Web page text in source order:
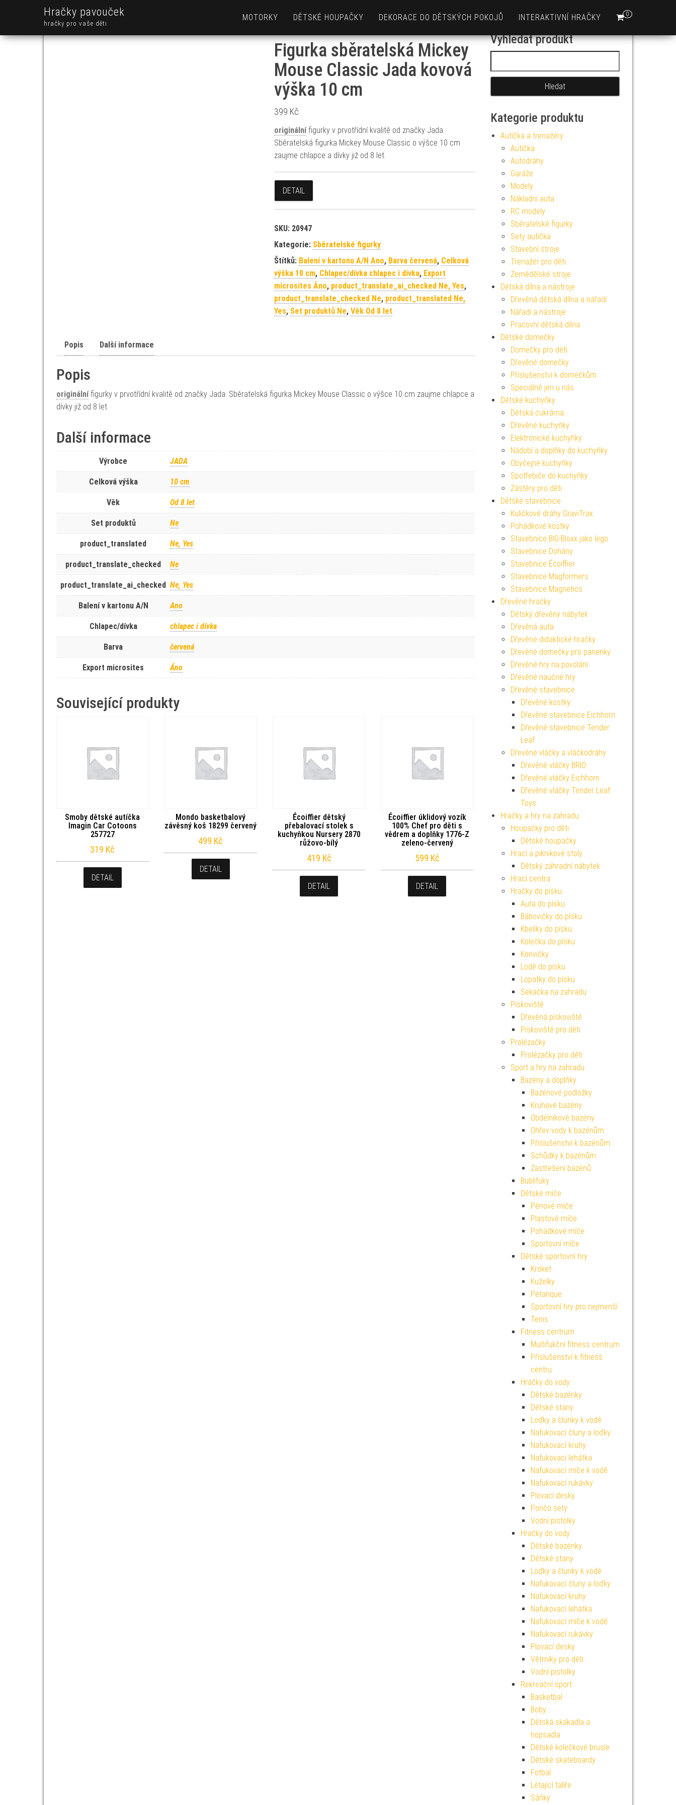
Hračky pavouček
hračky pro vaše děti
0
MOTORKY DĚTSKÉ HOUPAČKY DEKORACE DO DĚTSKÝCH POKOJŮ INTERAKTIVNÍ HRAČKY
Figurka sběratelská Mickey
Mouse Classic Jada kovová
výška 10 cm
399 Kč
originálnífigurky v prvotřídní kvalitě od značky Jada.
Sběratelská figurka Mickey Mouse Classic o výšce 10 cm
zaujme chlapce a dívky již od 8 let.
DETAIL
SKU: 20947
Kategorie: Sběratelské figurky
Štítků: Balení v kartonu A/N Ano, Barva červená, Celková
výška 10 cm, Chlapec/dívka chlapec i dívka, Export
microsites Áno, product_translate_ai_checked Ne, Yes,
product_translate_checked Ne, product_translated Ne,
Yes, Set produktů Ne, Věk Od 8 let
Popis Další informace
Popis
originálnífigurky v prvotřídní kvalitě od značky Jada. Sběratelská figurka Mickey Mouse Classic o výšce 10 cm zaujme chlapce a
dívky již od 8 let.
Další informace
Výrobce JADA
Celková výška 10 cm
Věk Od 8 let
Set produktů Ne
product_translated Ne, Yes
product_translate_checked Ne
product_translate_ai_checked Ne, Yes
Balení v kartonu A/N Ano
Chlapec/dívka chlapec i dívka
Barva červená
Export microsites Áno
Související produkty
Smoby dětské autíčka
Imagin Car Cotoons
257727
319 Kč
DETAIL
Mondo basketbalový
závěsný koš 18299 červený
499 Kč
DETAIL
Écoiffier dětský
přebalovací stolek s
kuchyňkou Nursery 2870
růžovo-bílý
419 Kč
DETAIL
Écoiffier úklidový vozík
100% Chef pro děti s
vědrem a doplňky 1776-Z
zeleno-červený
599 Kč
DETAIL
Vyhledat produkt
Kategorie produktu
Autíčka a trenažéry
Autíčka
Autodráhy
Garáže
Modely
Nákladní auta
RC modely
Sběratelské figurky
Sety autíčka
Stavební stroje
Trenažér pro děti
Zemědělské stroje
Dětská dílna a nástroje
Dřevěná dětská dílna a nářadí
Nářadí a nástroje
Pracovní dětská dílna
Dětské domečky
Domečky pro děti
Dřevěné domečky
Příslušenství k domečkům
Speciálně jen u nás
Dětské kuchyňky
Dětská cukrárna
Dřevěné kuchyňky
Elektronické kuchyňky
Nádobí a doplňky do kuchyňky
Obyčejné kuchyňky
Spotřebiče do kuchyňky
Zástěry pro děti
Dětské stavebnice
Kuličkové dráhy GraviTrax
Pohádkové kostky
Stavebnice BIG-Bloxx jako lego
Stavebnice Dohány
Stavebnice Écoiffier
Stavebnice Magformers
Stavebnice Magnetics
Dřevěné hračky
Dětský dřevěný nábytek
Dřevěná auta
Dřevěné didaktické hračky
Dřevěné domečky pro panenky
Dřevěné hry na povolání
Dřevěné naučné hry
Dřevěné stavebnice
Dřevěné kostky
Dřevěné stavebnice Eichhorn
Dřevěné stavebnice Tender
Leaf
Dřevěné vláčky a vláčkodráhy
Dřevěné vláčky BRIO
Dřevěné vláčky Eichhorn
Dřevěné vláčky Tender Leaf
Toys
Hračky a hry na zahradu
Houpačky pro děti
Dětské houpačky
Hrací a piknikové stoly
Dětský záhradní nábytek
Hrací centra
Hračky do písku
Auta do písku
Bábovičky do písku
Kbelíky do písku
Kolečka do písku
Konvičky
Lodě do písku
Lopatky do písku
Sekačka na zahradu
Pískoviště
Dřevěná pískoviště
Pískoviště pro děti
Prolézačky
Prolézačky pro děti
Sport a hry na zahradu
Bazény a doplňky
Bazénové podložky
Kruhové bazény
Obdélníkové bazény
Ohřev vody k bazénům
Příslušenství k bazénům
Schůdky k bazénům
Zastřešení bazénů
Bublifuky
Dětské míče
Pěnové míče
Plastové míče
Pohádkové míče
Sportovní míče
Dětské sportovní hry
Kroket
Kuželky
Pétanque
Sportovní hry pro nejmenší
Tenis
Fitness centrum
Multifukční fitness centrum
Příslušenství k fitness
centru
Hračky do vody
Dětské bazénky
Dětské stany
Loďky a člunky k vodě
Nafukovací čluny a loďky
Nafukovací kruhy
Nafukovací lehátka
Nafukovací míče k vodě
Nafukovací rukávky
Plovací desky
Pončo sety
Vodní pistolky
Hračky do vody
Dětské bazénky
Dětské stany
Loďky a člunky k vodě
Nafukovací čluny a loďky
Nafukovací kruhy
Nafukovací lehátka
Nafukovací míče k vodě
Nafukovací rukávky
Plovací desky
Větrníky pro děti
Vodní pistolky
Rekreační sport
Basketbal
Boby
Dětská skákadla a
hopsadla
Dětské kolečkové brusle
Dětské skateboardy
Fotbal
Létající talíře
Sáňky